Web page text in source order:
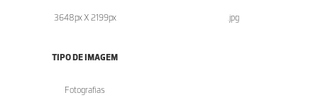
3648px X 2199px .jpg
TIPO DE IMAGEM
Fotografias